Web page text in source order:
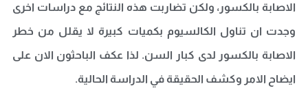
الاصابة بالكسور، ولكن تضاربت هذه النتائج مع دراسات اخرى
وجدت ان تناول الكالسيوم بكميات كبيرة لا يقلل من خطر
الاصابة بالكسور لدى كبار السن. لذا عكف الباحثون الان على
ايضاح الامر وكشف الحقيقة في الدراسة الحالية.